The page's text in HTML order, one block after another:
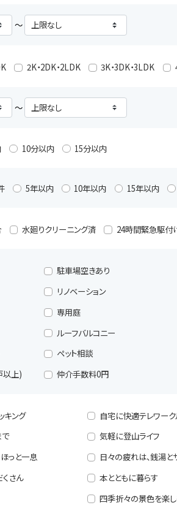
～
2K・2DK・2LDK 3K・3DK・3LDK
～
10分以内 15分以内
5年以内 10年以内 15年以内
水廻りクリーニング済 24時間緊急駆付
駐車場空きあり
リノベーション
専用庭
ルーフバルコニー
ペット相談
以上)
仲介手数料0円
キング 自宅に快適テレワー
で
気軽に登山ライフ
っと一息
日々の疲れは、銭湯と
さん
本とともに暮らす
四季折々の景色を楽